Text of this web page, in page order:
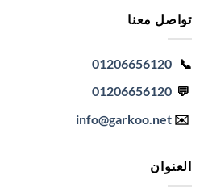
تواصل معنا
📞
01206656120
💬
01206656120
✉️
info@garkoo.net
العنوان